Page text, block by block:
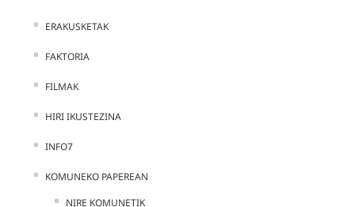
ERAKUSKETAK
FAKTORIA
FILMAK
HIRI IKUSTEZINA
INFO7
KOMUNEKO PAPEREAN
NIRE KOMUNETIK